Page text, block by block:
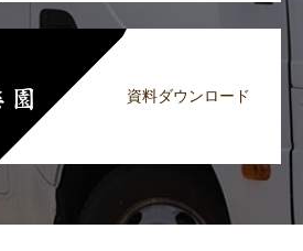
資料ダウンロード